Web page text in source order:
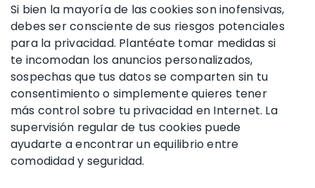
Si bien la mayoría de las cookies son inofensivas,
debes ser consciente de sus riesgos potenciales
para la privacidad. Plantéate tomar medidas si
te incomodan los anuncios personalizados,
sospechas que tus datos se comparten sin tu
consentimiento o simplemente quieres tener
más control sobre tu privacidad en Internet. La
supervisión regular de tus cookies puede
ayudarte a encontrar un equilibrio entre
comodidad y seguridad.